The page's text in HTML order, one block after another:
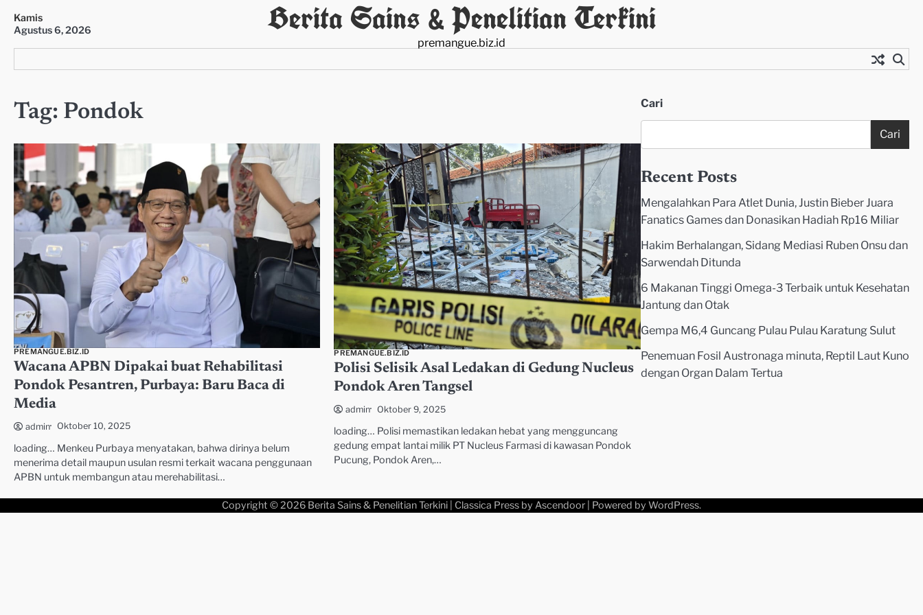
content
Kamis
Agustus 6, 2026
Berita Sains & Penelitian Terkini
premangue.biz.id
Tag: Pondok
PREMANGUE.BIZ.ID
Wacana APBN Dipakai buat Rehabilitasi
Pondok Pesantren, Purbaya: Baru Baca di
Media
admin Oktober 10, 2025
loading… Menkeu Purbaya menyatakan, bahwa dirinya belum
menerima detail maupun usulan resmi terkait wacana penggunaan
APBN untuk membangun atau merehabilitasi…
PREMANGUE.BIZ.ID
Polisi Selisik Asal Ledakan di Gedung Nucleus
Pondok Aren Tangsel
admin Oktober 9, 2025
loading… Polisi memastikan ledakan hebat yang mengguncang
gedung empat lantai milik PT Nucleus Farmasi di kawasan Pondok
Pucung, Pondok Aren,…
Cari
Cari
Recent Posts
Mengalahkan Para Atlet Dunia, Justin Bieber Juara
Fanatics Games dan Donasikan Hadiah Rp16 Miliar
Hakim Berhalangan, Sidang Mediasi Ruben Onsu dan
Sarwendah Ditunda
6 Makanan Tinggi Omega-3 Terbaik untuk Kesehatan
Jantung dan Otak
Gempa M6,4 Guncang Pulau Pulau Karatung Sulut
Penemuan Fosil Austronaga minuta, Reptil Laut Kuno
dengan Organ Dalam Tertua
Copyright © 2026 Berita Sains & Penelitian Terkini | Classica Press by Ascendoor | Powered by WordPress.